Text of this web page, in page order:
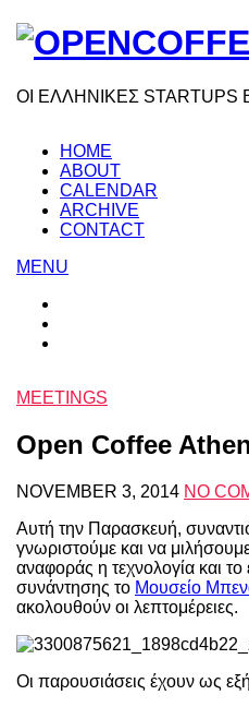
ΟΙ ΕΛΛΗΝΙΚΕΣ STARTUPS
HOME
ABOUT
CALENDAR
ARCHIVE
CONTACT
MENU
MEETINGS
Open Coffee
NOVEMBER 3, 2014 NO
Αυτή την Παρασκευή,
γνωριστούμε και να
αναφοράς η τεχνολογία και το
συνάντησης το Μουσείο
ακολουθούν οι λεπτομέρειες.
Οι παρουσιάσεις έχουν ως